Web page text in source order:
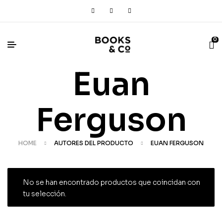
0
Euan
Ferguson
HOME AUTORES DEL PRODUCTO EUAN FERGUSON
No se han encontrado productos que coincidan con
tu selección.